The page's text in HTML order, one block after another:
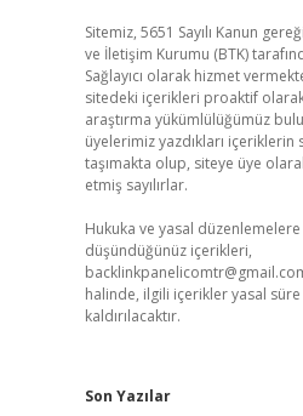
Sitemiz, 5651 Sayılı Kanun
ve İletişim Kurumu (BTK)
Sağlayıcı olarak hizmet
sitedeki içerikleri proaktif
araştırma yükümlülüğümüz
üyelerimiz yazdıkları içeriklerin
taşımakta olup, siteye üye
etmiş sayılırlar.
Hukuka ve yasal düzenlemelere
düşündüğünüz içerikleri,
halinde, ilgili içerikler yasal
kaldırılacaktır.
Son Yazılar